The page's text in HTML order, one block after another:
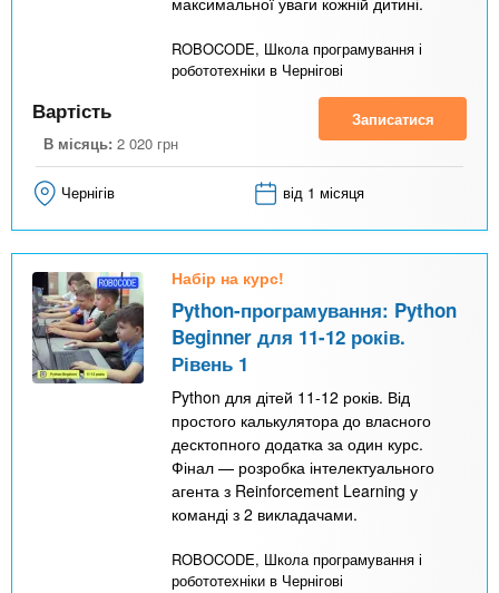
ROBOCODE, Школа програмування і
робототехніки в Чернігові
Вартість
В місяць: 2 020 грн
Записатися
Чернігів від 1 місяця
Набір на курс!
Python-програмування: Python
Beginner для 11-12 років.
Рівень 1
Python для дітей 11-12 років. Від
простого калькулятора до власного
десктопного додатка за один курс.
Фінал — розробка інтелектуального
агента з Reinforcement Learning у
команді з 2 викладачами.
ROBOCODE, Школа програмування і
робототехніки в Чернігові